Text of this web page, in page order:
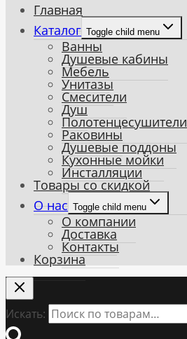
Главная
Каталог Toggle child menu
Ванны
Душевые кабины
Мебель
Унитазы
Смесители
Душ
Полотенцесушители
Раковины
Душевые поддоны
Кухонные мойки
Инсталляции
Товары со скидкой
О нас Toggle child menu
О компании
Доставка
Контакты
Корзина
Искать: